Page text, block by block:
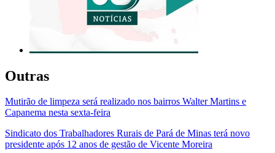
Outras
Mutirão de limpeza será realizado nos bairros Walter Martins e
Capanema nesta sexta-feira
Sindicato dos Trabalhadores Rurais de Pará de Minas terá novo
presidente após 12 anos de gestão de Vicente Moreira